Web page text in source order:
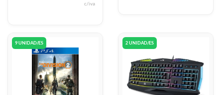
c/iva
9 UNIDAD/ES 2 UNIDAD/ES